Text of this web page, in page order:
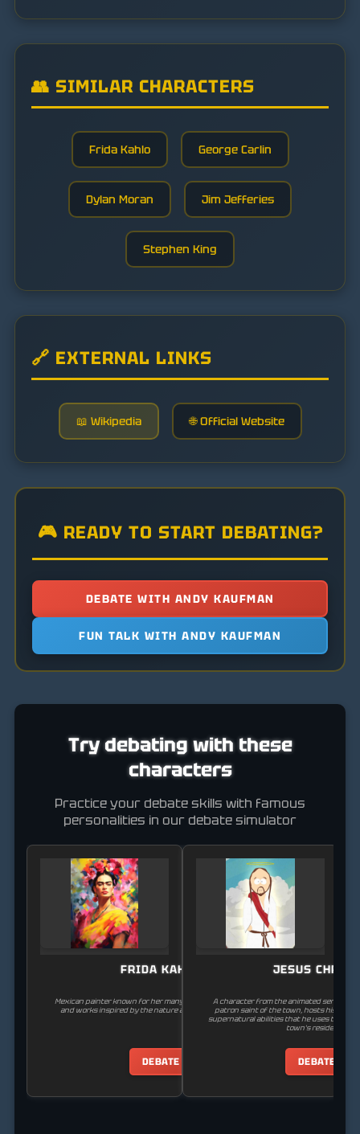
👥 SIMILAR CHARACTERS
Frida Kahlo George Carlin
Dylan Moran Jim Jefferies
Stephen King
🔗 EXTERNAL LINKS
📖 Wikipedia 🌐 Official Website
🎮 READY TO START DEBATING?
DEBATE WITH ANDY KAUFMAN
FUN TALK WITH ANDY KAUFMAN
Try debating with these
characters
Practice your debate skills with famous
personalities in our debate simulator
FRIDA KAHLO
Mexican painter known for her many portraits, self-portraits,
and works inspired by the nature and artifacts of Mexico.
DEBATE
JESUS CHRIST
A character from the animated series
patron saint of the town, hosts his own
supernatural abilities that he uses to fight
town's residents.
DEBATE